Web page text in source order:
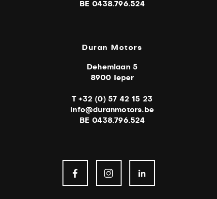
BE 0438.796.524
Duran Motors
Dehemlaan 5
8900 Ieper
T +32 (0) 57 42 15 23
info@duranmotors.be
BE 0438.796.524